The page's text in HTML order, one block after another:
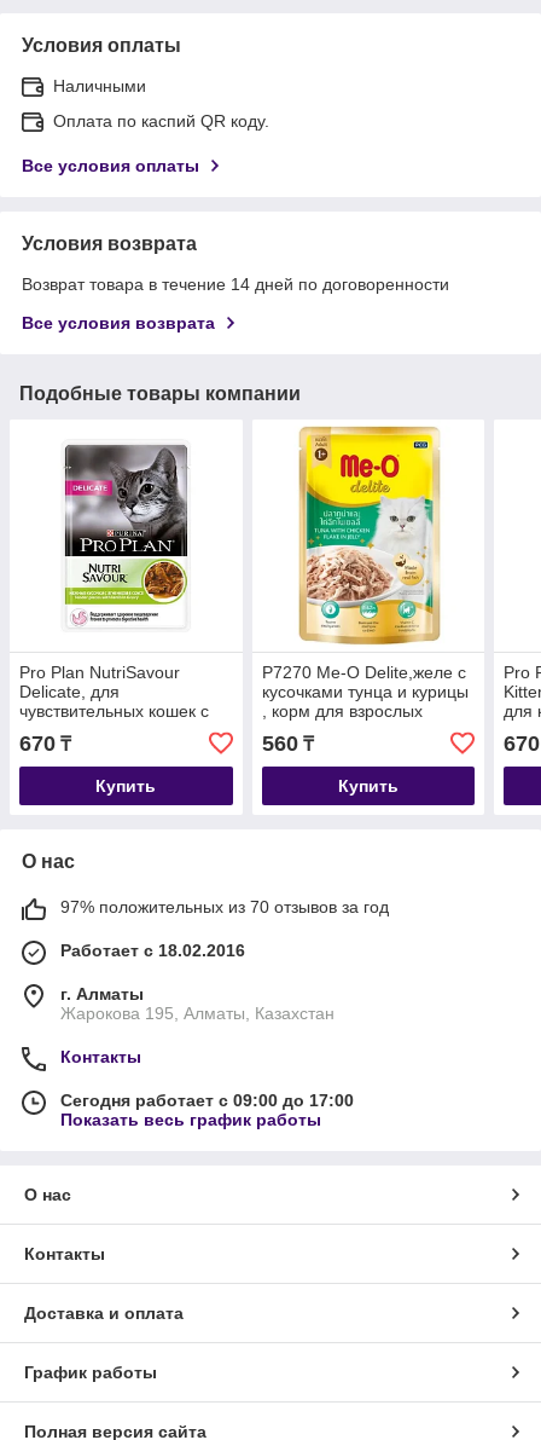
Условия оплаты
Наличными
Оплата по каспий QR коду.
Все условия оплаты
Условия возврата
Возврат товара в течение 14 дней по договоренности
Все условия возврата
Подобные товары компании
Pro Plan NutriSavour
Delicate, для
чувствительных кошек с
ягненком в соусе, пауч
85гр.
670 ₸
Купить
P7270 Ме-О Delite,желе с
кусочками тунца и курицы
, корм для взрослых
кошек, пауч 70гр.
560₸
Купить
Pro
для
670
О нас
97% положительных из 70 отзывов за год
Работает с 18.02.2016
г. Алматы
Жарокова 195, Алматы, Казахстан
Контакты
Сегодня работает с 09:00 до 17:00
Показать весь график работы
О нас
Контакты
Доставка и оплата
График работы
Полная версия сайта